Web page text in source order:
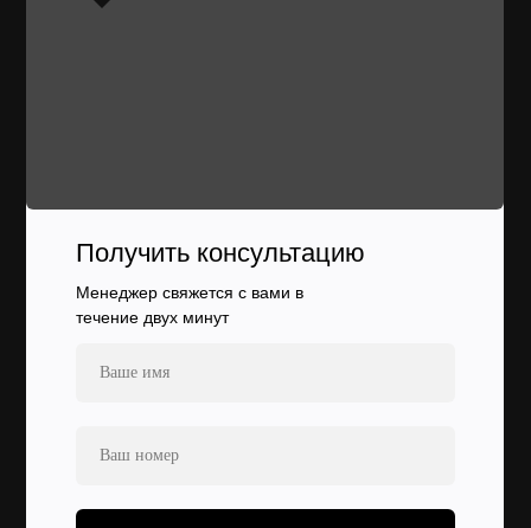
Получить консультацию
Менеджер свяжется с вами в
течение двух минут